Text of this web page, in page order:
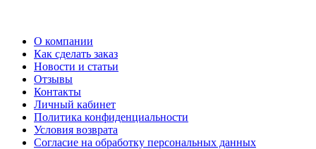
О компании
Как сделать заказ
Новости и статьи
Отзывы
Контакты
Личный кабинет
Политика конфиденциальности
Условия возврата
Согласие на обработку персональных данных